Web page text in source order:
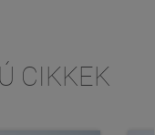
CIKKEK